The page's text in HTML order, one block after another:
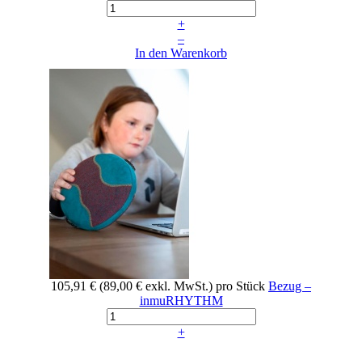
+
–
In den Warenkorb
105,91 € (89,00 € exkl. MwSt.) pro Stück Bezug –
inmuRHYTHM
+